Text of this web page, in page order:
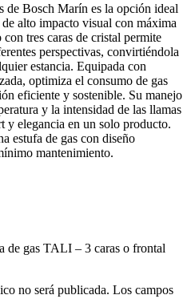
Bosch Marín es la opción ideal
alto impacto visual con máxima
tres caras de cristal permite
perspectivas, convirtiéndola
estancia. Equipada con
optimiza el consumo de gas
eficiente y sostenible. Su manejo
y la intensidad de las llamas
elegancia en un solo producto.
estufa de gas con diseño
mantenimiento.
de gas TALI – 3 caras o frontal
no será publicada. Los campos